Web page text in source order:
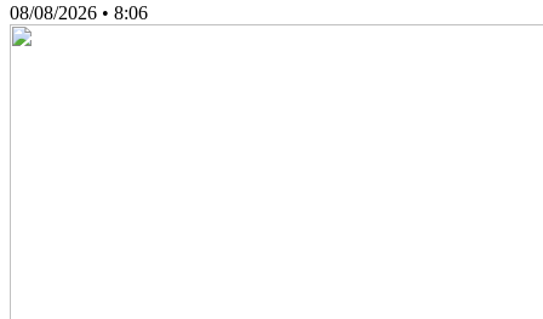
08/08/2026 • 8:06